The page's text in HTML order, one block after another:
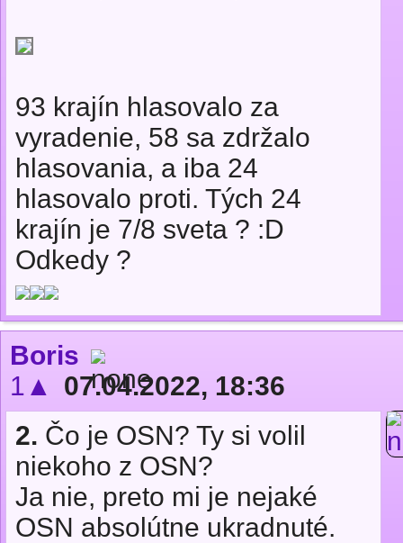
93 krajín hlasovalo za
vyradenie, 58 sa zdržalo
hlasovania, a iba 24
hlasovalo proti. Tých 24
krajín je 7/8 sveta ? :D
Odkedy ?
Boris
1▲
07.04.2022, 18:36
2. Čo je OSN? Ty si volil
niekoho z OSN?
Ja nie, preto mi je nejaké
OSN absolútne ukradnuté.